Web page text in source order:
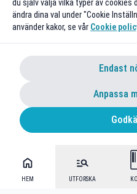
HEM UTFORSKA
du själv välja vilka typer av cookies
ändra dina val under "Cookie
använder kakor, se vår Cookie
Endast
Anpassa